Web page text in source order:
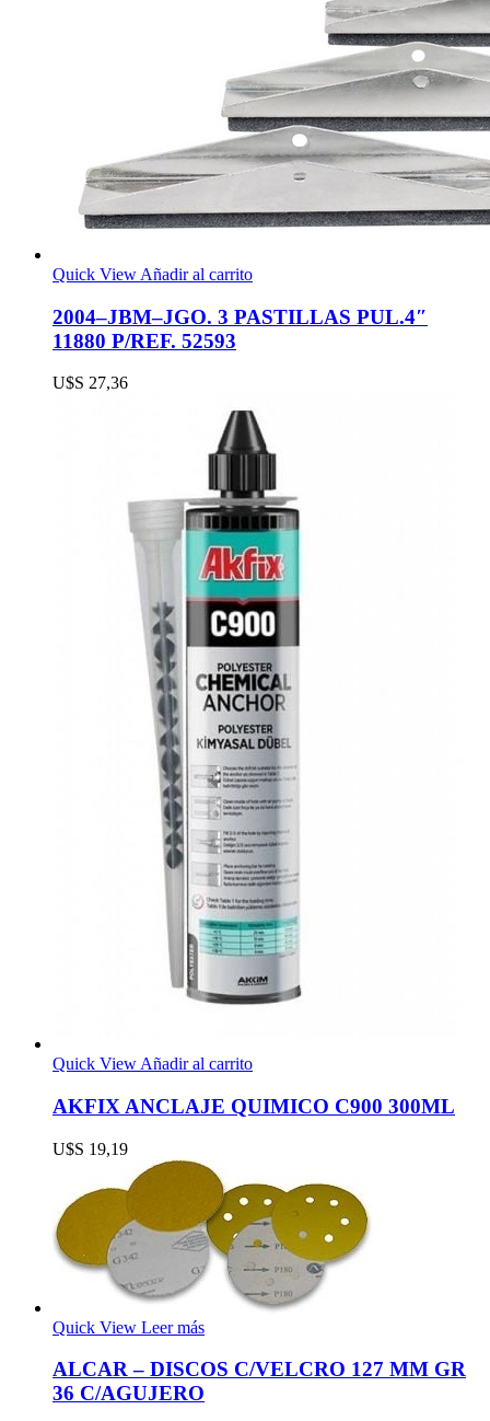
Quick View Añadir al carrito
2004–JBM–JGO. 3 PASTILLAS PUL.4″
11880 P/REF. 52593
U$S 27,36
Quick View Añadir al carrito
AKFIX ANCLAJE QUIMICO C900 300ML
U$S 19,19
Quick View Leer más
ALCAR – DISCOS C/VELCRO 127 MM GR
36 C/AGUJERO